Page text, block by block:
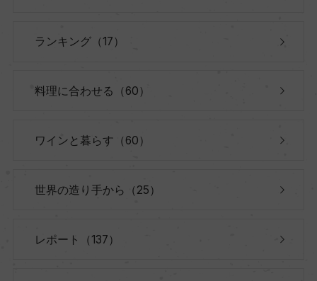
ランキング（17）
料理に合わせる（60）
ワインと暮らす（60）
世界の造り手から（25）
レポート（137）